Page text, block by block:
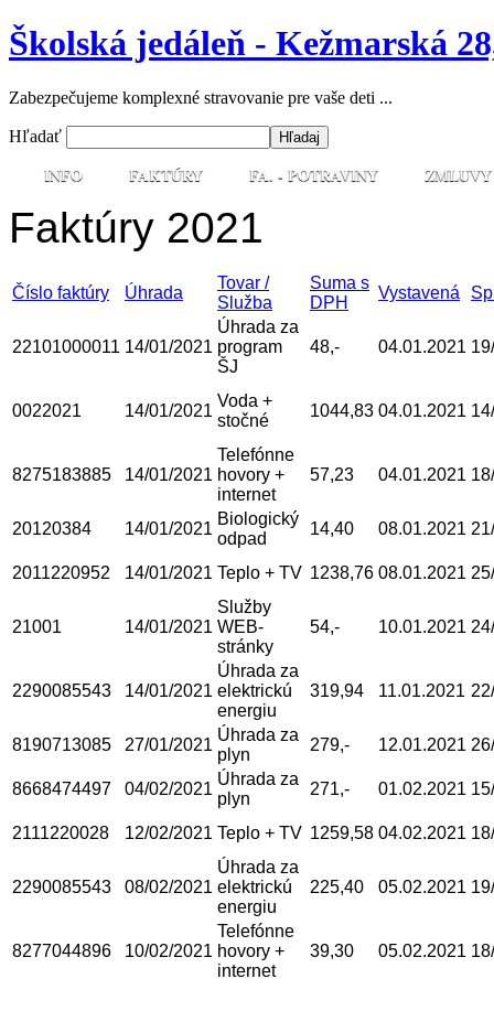
Školská jedáleň - Kežmarská
Zabezpečujeme komplexné stravovanie pre vaše deti ...
Hľadať
INFO FAKTÚRY FA. - POTRAVINY ZMLUVY
Faktúry 2021
Číslo faktúry Úhrada
Tovar /
Služba
Suma s
DPH
Vystavená
22101000011 14/01/2021
Úhrada za
program
ŠJ
48,- 04.01.2021
0022021 14/01/2021
Voda +
stočné
1044,83 04.01.2021
8275183885 14/01/2021
Telefónne
hovory +
internet
57,23 04.01.2021
20120384 14/01/2021
Biologický
odpad
14,40 08.01.2021
2011220952 14/01/2021 Teplo + TV 1238,76 08.01.2021
21001 14/01/2021
Služby
WEB-
stránky
54,- 10.01.2021
2290085543 14/01/2021
Úhrada za
elektrickú
energiu
319,94 11.01.2021
8190713085 27/01/2021
Úhrada za
plyn
279,- 12.01.2021
8668474497 04/02/2021
Úhrada za
plyn
271,- 01.02.2021
2111220028 12/02/2021 Teplo + TV 1259,58 04.02.2021
2290085543 08/02/2021
Úhrada za
elektrickú
energiu
225,40 05.02.2021
8277044896 10/02/2021
Telefónne
hovory +
internet
39,30 05.02.2021